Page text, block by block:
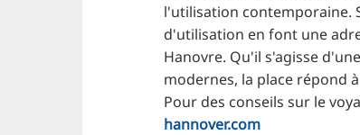
l'utilisation contemporaine.
d'utilisation en font une
Hanovre. Qu'il s'agisse
modernes, la place répond
Pour des conseils sur le
hannover.com